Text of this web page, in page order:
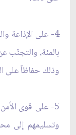
4- على الإذاعة
بالمئة، والتجنّب
وذلك حفاظاً على
5- على قوى
وتسليمهم إلى